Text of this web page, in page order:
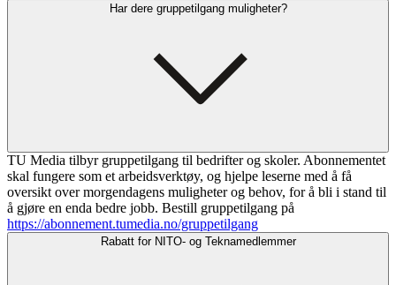
Har dere gruppetilgang muligheter?
TU Media tilbyr gruppetilgang til bedrifter og skoler. Abonnementet
skal fungere som et arbeidsverktøy, og hjelpe leserne med å få
oversikt over morgendagens muligheter og behov, for å bli i stand til
å gjøre en enda bedre jobb. Bestill gruppetilgang på
https://abonnement.tumedia.no/gruppetilgang
Rabatt for NITO- og Teknamedlemmer